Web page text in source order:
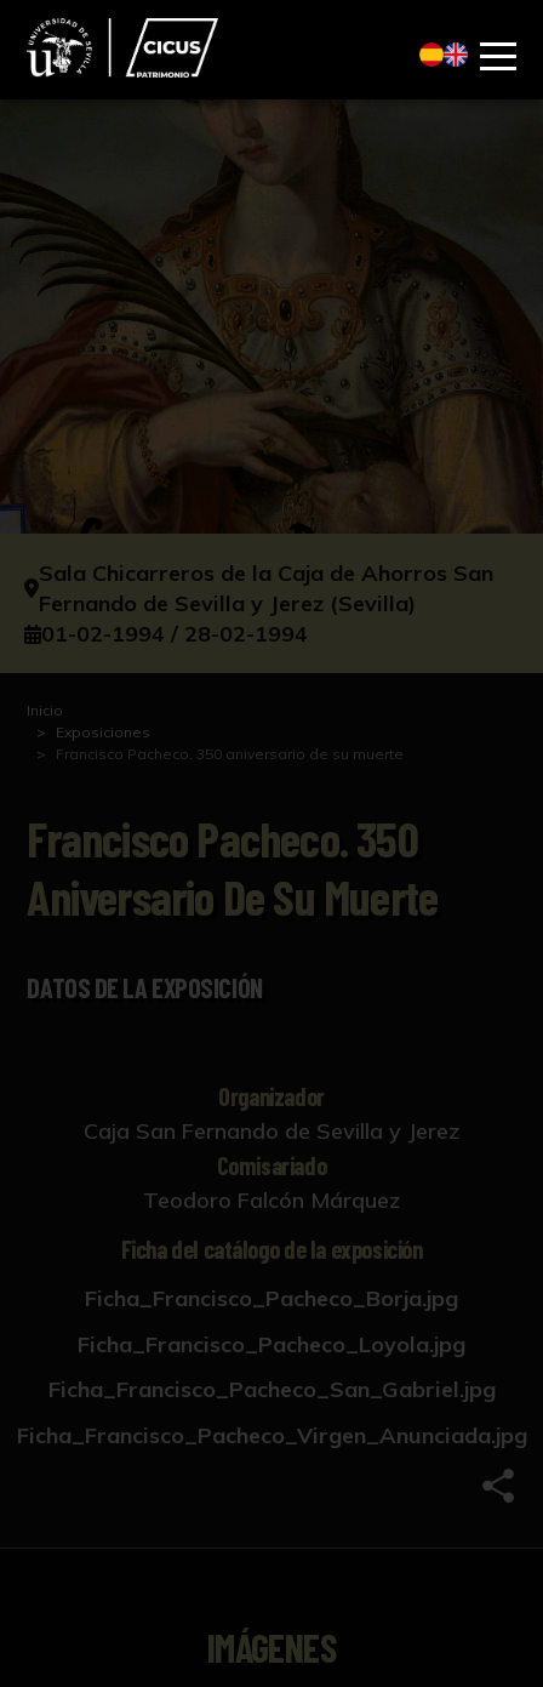
Sala Chicarreros de la Caja de Ahorros San
Fernando de Sevilla y Jerez (Sevilla)
01-02-1994 / 28-02-1994
Inicio
Exposiciones
Francisco Pacheco. 350 aniversario de su muerte
Francisco Pacheco. 350
Aniversario De Su Muerte
DATOS DE LA EXPOSICIÓN
Organizador
Caja San Fernando de Sevilla y Jerez
Comisariado
Teodoro Falcón Márquez
Ficha del catálogo de la exposición
Ficha_Francisco_Pacheco_Borja.jpg
Ficha_Francisco_Pacheco_Loyola.jpg
Ficha_Francisco_Pacheco_San_Gabriel.jpg
Ficha_Francisco_Pacheco_Virgen_Anunciada.jpg
IMÁGENES